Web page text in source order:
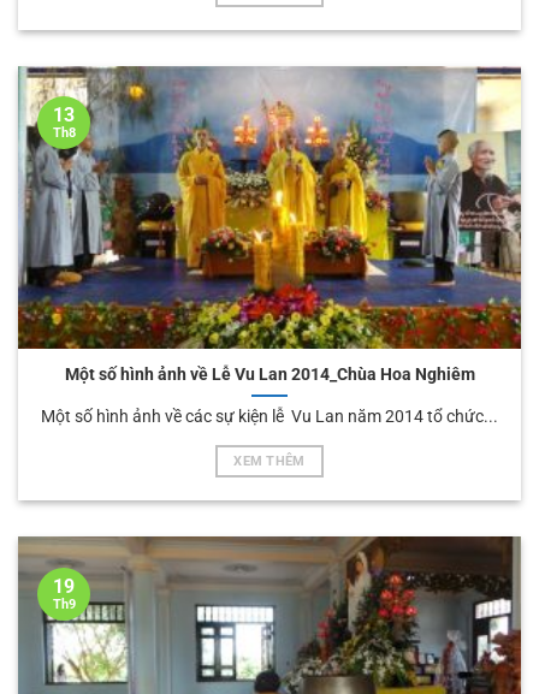
Một số hình ảnh về Lễ Vu Lan 2014_Chùa Hoa Nghiêm
Một số hình ảnh về các sự kiện lễ Vu Lan năm 2014 tổ chức...
XEM THÊM
13
Th8
19
Th9